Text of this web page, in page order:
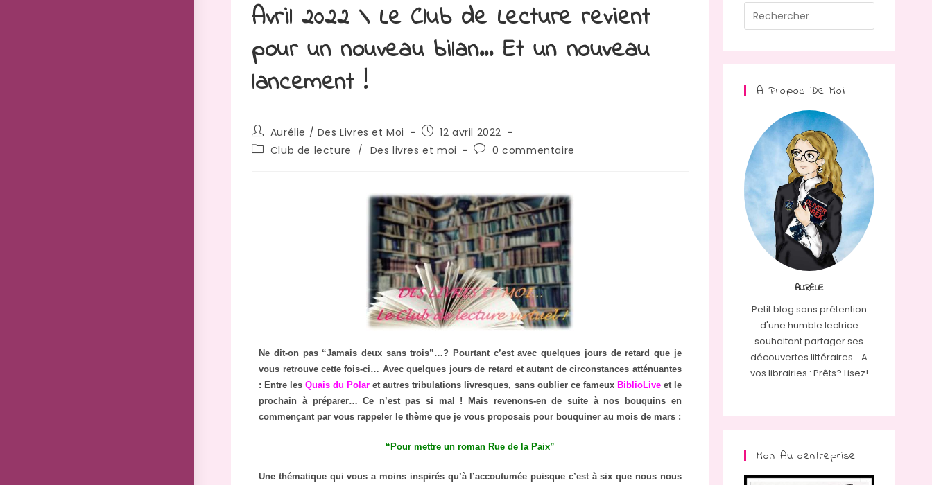
Avril 2022 \ Le Club de Lecture revient
pour un nouveau bilan… Et un nouveau
lancement !
Aurélie / Des Livres et Moi
12 avril 2022
Club de lecture / Des livres et moi 0 commentaire
Ne dit-on pas “Jamais deux sans trois”…? Pourtant c’est avec quelques jours de retard que je
vous retrouve cette fois-ci… Avec quelques jours de retard et autant de circonstances atténuantes
: Entre lesQuais du Polar et autres tribulations livresques, sans oublier ce fameux BiblioLiveet le
prochain à préparer… Ce n’est pas si mal ! Mais revenons-en de suite à nos bouquins en
commençant par vous rappeler le thème que je vous proposais pour bouquiner au mois de mars :
“Pour mettre un roman Rue de la Paix”
Une thématique qui vous a moins inspirés qu’à l’accoutumée puisque c’est à six que nous nous
A Propos De Moi
AURÉLIE
Petit blog sans prétention
d'une humble lectrice
souhaitant partager ses
découvertes littéraires... A
vos librairies : Prêts? Lisez!
Mon Autoentreprise